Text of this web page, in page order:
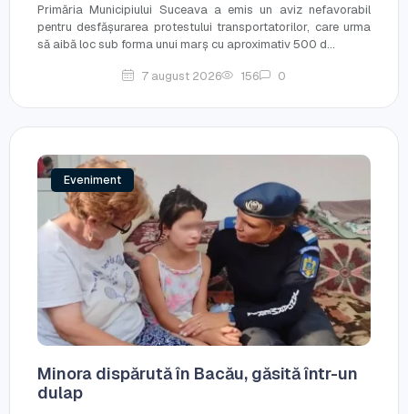
Primăria Municipiului Suceava a emis un aviz nefavorabil
pentru desfășurarea protestului transportatorilor, care urma
să aibă loc sub forma unui marș cu aproximativ 500 d...
7 august 2026 156 0
Eveniment
Minora dispărută în Bacău, găsită într-un
dulap